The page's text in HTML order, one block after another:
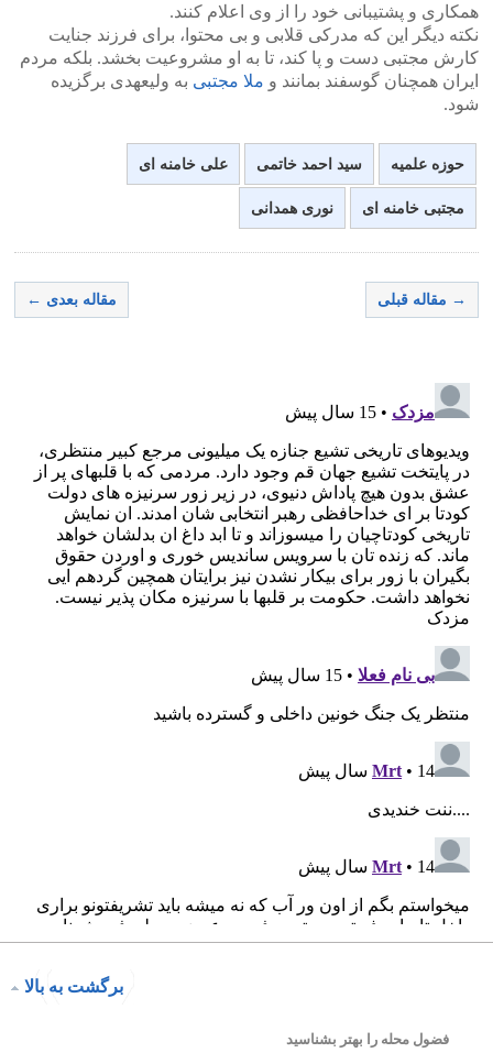
همکاری و پشتیبانی خود را از وی اعلام کنند.
نکته دیگر این که مدرکی قلابی و بی محتوا، برای فرزند جنایت
کارش مجتبی دست و پا کند، تا به او مشروعیت بخشد. بلکه مردم
ایران همچنان گوسفند بمانند و ملا مجتبی به ولیعهدی برگزیده
شود.
حوزه علمیه سید احمد خاتمی علی خامنه ای
مجتبی خامنه ای نوری همدانی
→ مقاله قبلی مقاله بعدی ←
برگشت به بالا
فضول محله را بهتر بشناسید